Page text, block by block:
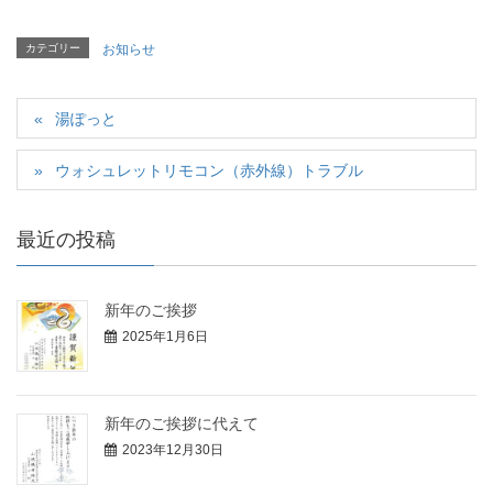
カテゴリー お知らせ
湯ぽっと
ウォシュレットリモコン（赤外線）トラブル
最近の投稿
新年のご挨拶
2025年1月6日
新年のご挨拶に代えて
2023年12月30日